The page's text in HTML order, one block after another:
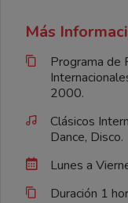
Más
Programa de
2000.
Clásicos
Dance, Disco.
Lunes a
Duración 1